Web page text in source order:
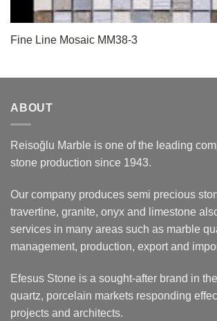
Fine Line Mosaic MM38-3
ABOUT
Reisoğlu Marble is one of the leading
stone production since 1943.
Our company produces semi precious
travertine, granite, onyx and limestone
services in many areas such as marble
management, production, export and
Efesus Stone is a sought-after brand in
quartz, porcelain markets responding
projects and architects.